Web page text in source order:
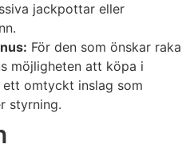
jackpottar eller
För den som önskar raka
möjligheten att köpa i
ett omtyckt inslag som
styrning.